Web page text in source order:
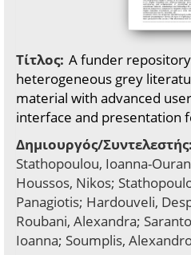
Τίτλος: A funder
heterogeneous grey
material with advanced user
interface and presentation
Δημιουργός/Συντελεστής:
Stathopoulou, Ioanna-
Houssos, Nikos;
Panagiotis; Hardouveli,
Roubani, Alexandra;
Ioanna; Soumplis,